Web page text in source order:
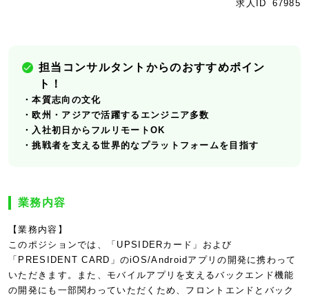
求人ID 67985
担当コンサルタントからのおすすめポイン
ト！
・本質志向の文化
・欧州・アジアで活躍するエンジニア多数
・入社初日からフルリモートOK
・挑戦者を支える世界的なプラットフォームを目指す
業務内容
【業務内容】
このポジションでは、「UPSIDERカード」および
「PRESIDENT CARD」のiOS/Androidアプリの開発に携わって
いただきます。また、モバイルアプリを支えるバックエンド機能
の開発にも一部関わっていただくため、フロントエンドとバック